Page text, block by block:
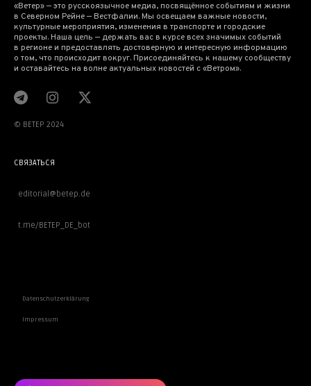
«Ветер» — это русскоязычное медиа, посвящённое событиям и жизни
в Северном Рейне — Вестфалии. Мы освещаем важные новости,
культурные мероприятия, изменения в транспорте и городские
проекты. Наша цель — держать вас в курсе всех значимых событий
в регионе и предоставлять достоверную и интересную информацию
о том, что происходит вокруг. Присоединяйтесь к нашему сообществу
и оставайтесь на волне актуальных новостей с «Ветром».
© BETEP 2024
СВЯЗАТЬСЯ
editorial@betep.de
t.me/BETEP_DE_bot
Datenschutzerklärung
Impressum